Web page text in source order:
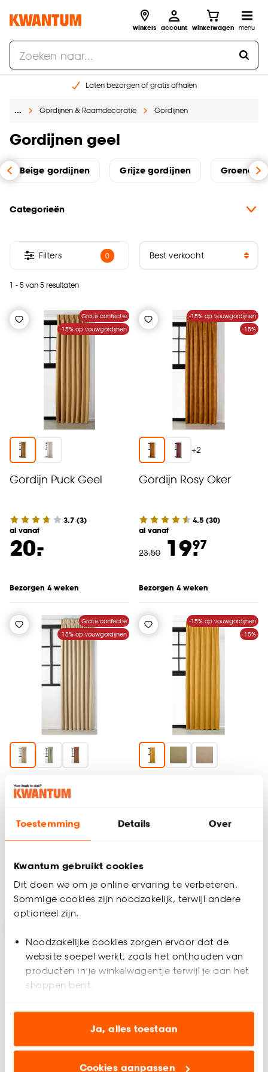
Toestemming Details Over
Kwantum gebruikt cookies
Dit doen we om je online ervaring te verbeteren.
Sommige cookies zijn noodzakelijk, terwijl andere
optioneel zijn.
Noodzakelijke cookies zorgen ervoor dat de
website soepel werkt, zoals het onthouden van
producten in je winkelwagentje terwijl je aan het
shoppen bent.
Analytische cookies (optioneel) helpen ons de
website te verbeteren voor jou en al onze andere
Ja, alles toestaan
Cookies aanpassen
winkels account winkelwagen menu
Laten bezorgen of gratis afhalen
Gratis raam advies en opmeten aan huis
… Gordijnen & Raamdecoratie Gordijnen
Gordijnen geel
Beige gordijnen Grijze gordijnen Groene
Categorieën
1 - 5 van 5 resultaten
Filters 0
Gratis confectie
-15% op vouwgordijnen
Gordijn Puck Geel
3.7 (3)
al vanaf
20.
-
Bezorgen 4 weken
-15% op vouwgordijnen
-15%
+2
Gordijn Rosy Oker
4.5 (30)
al vanaf
23.50 19.97
Bezorgen 4 weken
Gratis confectie
-15% op vouwgordijnen
Gordijn Nova Licht
Geel
(0)
-15% op vouwgordijnen
-15%
21)
-15%